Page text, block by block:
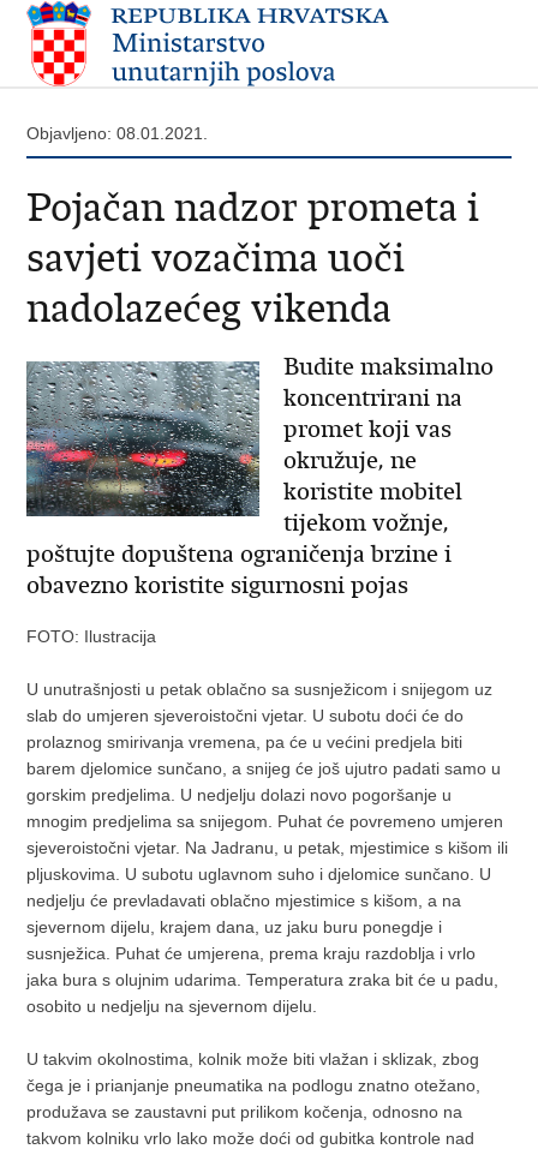
Objavljeno: 08.01.2021.
Pojačan nadzor prometa i
savjeti vozačima uoči
nadolazećeg vikenda
Budite maksimalno
koncentrirani na
promet koji vas
okružuje, ne
koristite mobitel
tijekom vožnje,
poštujte dopuštena ograničenja brzine i
obavezno koristite sigurnosni pojas
FOTO: Ilustracija
U unutrašnjosti u petak oblačno sa susnježicom i snijegom uz
slab do umjeren sjeveroistočni vjetar. U subotu doći će do
prolaznog smirivanja vremena, pa će u većini predjela biti
barem djelomice sunčano, a snijeg će još ujutro padati samo u
gorskim predjelima. U nedjelju dolazi novo pogoršanje u
mnogim predjelima sa snijegom. Puhat će povremeno umjeren
sjeveroistočni vjetar. Na Jadranu, u petak, mjestimice s kišom ili
pljuskovima. U subotu uglavnom suho i djelomice sunčano. U
nedjelju će prevladavati oblačno mjestimice s kišom, a na
sjevernom dijelu, krajem dana, uz jaku buru ponegdje i
susnježica. Puhat će umjerena, prema kraju razdoblja i vrlo
jaka bura s olujnim udarima. Temperatura zraka bit će u padu,
osobito u nedjelju na sjevernom dijelu.
U takvim okolnostima, kolnik može biti vlažan i sklizak, zbog
čega je i prianjanje pneumatika na podlogu znatno otežano,
produžava se zaustavni put prilikom kočenja, odnosno na
takvom kolniku vrlo lako može doći od gubitka kontrole nad